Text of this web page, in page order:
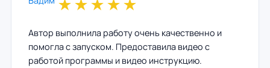
★★★★★
Автор выполнила работу очень качественно и
помогла с запуском. Предоставила видео с
работой программы и видео инструкцию.